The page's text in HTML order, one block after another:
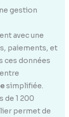
gestion
avec une
paiements, et
ces données
simplifiée.
de 1 200
permet de